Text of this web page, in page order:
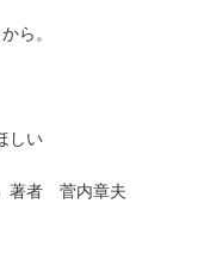
ら。
しい
」著者 菅内章夫